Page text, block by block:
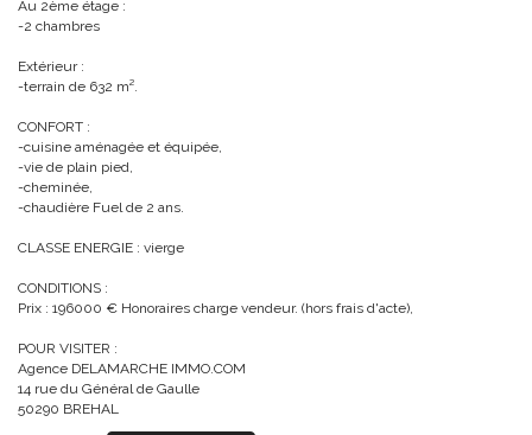
Au 2ème étage :
-2 chambres
Extérieur :
-terrain de 632 m².
CONFORT :
-cuisine aménagée et équipée,
-vie de plain pied,
-cheminée,
-chaudière Fuel de 2 ans.
CLASSE ENERGIE : vierge
CONDITIONS :
Prix : 196000 € Honoraires charge vendeur. (hors frais d'acte),
POUR VISITER :
Agence DELAMARCHE IMMO.COM
14 rue du Général de Gaulle
50290 BREHAL